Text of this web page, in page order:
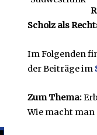
Scholz als
Im Folgenden
der Beiträge im
Zum Thema:
Wie macht man